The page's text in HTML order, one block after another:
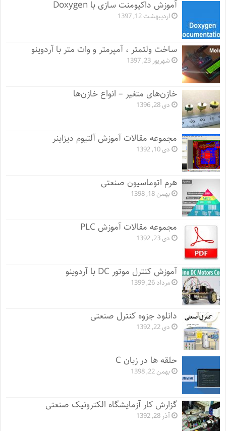
آموزش داکیومنت سازی با Doxygen
اردیبهشت 12, 1397
ساخت ولتمتر ، آمپرمتر و وات متر با آردوینو
شهریور 23, 1397
خازن‌های متغیر – انواع خازن‌ها
دی 28, 1396
مجموعه مقالات آموزش آلتیوم دیزاینر
دی 10, 1392
هرم اتوماسیون صنعتی
بهمن 18, 1398
مجموعه مقالات آموزش PLC
دی 23, 1392
آموزش کنترل موتور DC با آردوینو
مرداد 26, 1399
دانلود جزوه کنترل صنعتی
دی 22, 1392
حلقه ها در زبان C
بهمن 22, 1398
گزارش کار آزمایشگاه الکترونیک صنعتی
آذر 28, 1392